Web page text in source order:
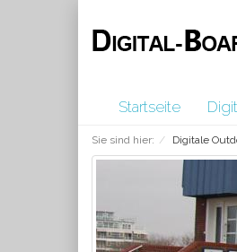
Startseite
Sie sind hier: Digitale